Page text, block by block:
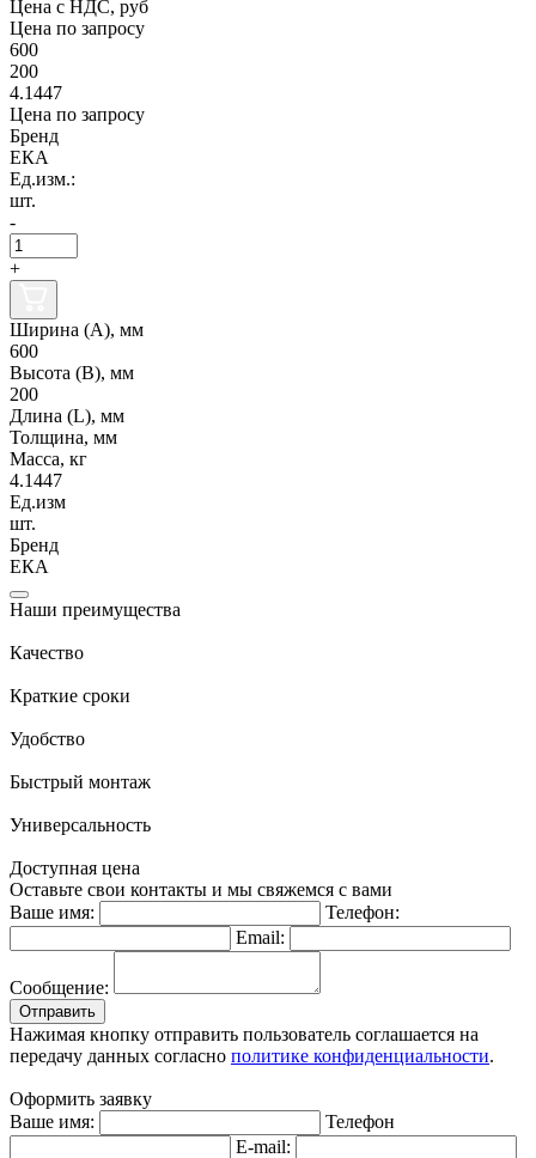
Цена с НДС, руб
Цена по запросу
600
200
4.1447
Цена по запросу
Бренд
ЕКА
Ед.изм.:
шт.
-
+
Ширина (А), мм
600
Высота (В), мм
200
Длина (L), мм
Толщина, мм
Масса, кг
4.1447
Ед.изм
шт.
Бренд
ЕКА
Наши преимущества
Качество
Краткие сроки
Удобство
Быстрый монтаж
Универсальность
Доступная цена
Оставьте свои контакты и мы свяжемся с вами
Ваше имя:
Телефон:
Email:
Сообщение:
Отправить
Нажимая кнопку отправить пользователь соглашается на
передачу данных согласно политике конфиденциальности.
Оформить заявку
Ваше имя:
Телефон
E-mail: